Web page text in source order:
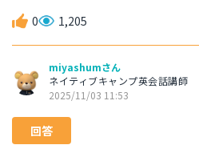
0 1,205
miyashumさん
ネイティブキャンプ英会話講師
2025/11/03 11:53
回答